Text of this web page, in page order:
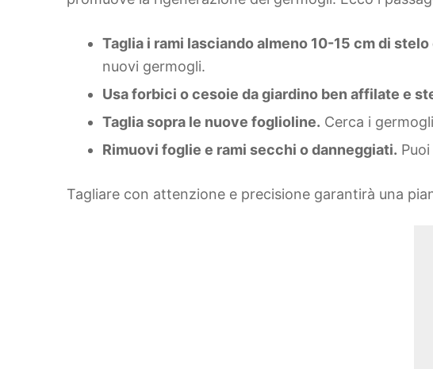
Taglia i rami lasciando almeno 10-15 cm di
nuovi germogli.
Usa forbici o cesoie da giardino ben affilate e
Taglia sopra le nuove foglioline. Cerca i
Rimuovi foglie e rami secchi o danneggiati.
Tagliare con attenzione e precisione garantirà una